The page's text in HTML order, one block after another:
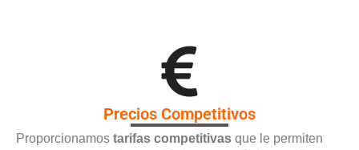
Precios Competitivos
Proporcionamos tarifas competitivas que le permiten